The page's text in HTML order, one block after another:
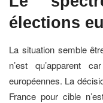
élections
La situation semble
n’est qu’apparent
européennes. La
France pour cible